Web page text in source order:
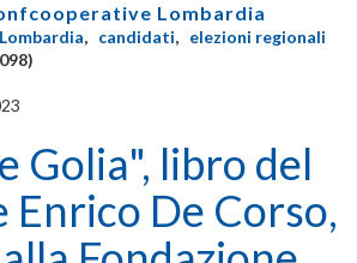
Lombardia
Lombardia, candidati, elezioni regionali
Golia", libro del
De Corso,